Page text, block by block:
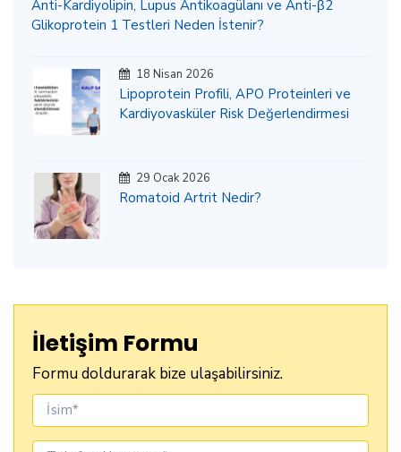
Anti-Kardiyolipin, Lupus Antikoagülanı ve Anti-β2
Glikoprotein 1 Testleri Neden İstenir?
18 Nisan 2026
Lipoprotein Profili, APO Proteinleri ve
Kardiyovasküler Risk Değerlendirmesi
29 Ocak 2026
Romatoid Artrit Nedir?
İletişim Formu
Formu doldurarak bize ulaşabilirsiniz.